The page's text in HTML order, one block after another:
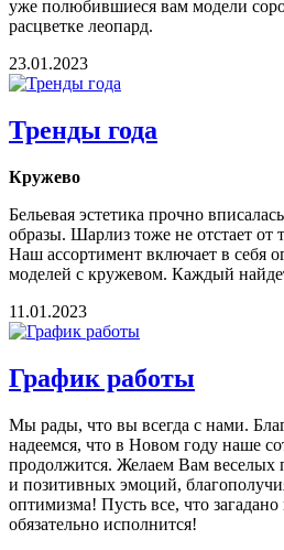
уже полюбившиеся вам модели
расцветке леопард.
23.01.2023
Тренды года
Кружево
Бельевая эстетика прочно
образы. Шарлиз тоже не отстает
Наш ассортимент включает в себя
моделей с кружевом. Каждый
11.01.2023
График работы
Мы рады, что вы всегда с нами.
надеемся, что в Новом году наше
продолжится. Желаем Вам веселых
и позитивных эмоций,
оптимизма! Пусть все, что
обязательно исполнится!